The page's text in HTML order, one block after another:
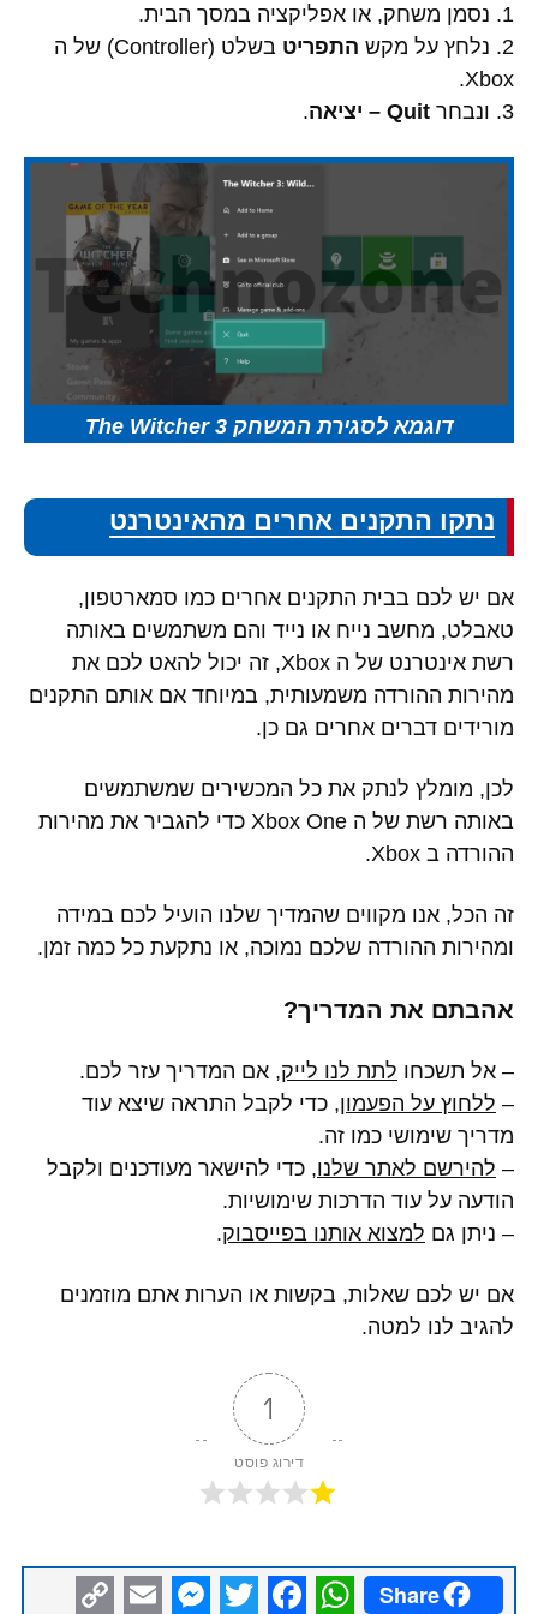
1. נסמן משחק, או אפליקציה במסך הבית.
2. נלחץ על מקש
התפריט
בשלט (Controller) של ה
Xbox.
3. ונבחר
.
דוגמא לסגירת המשחק The Witcher 3
נתקו התקנים אחרים מהאינטרנט
אם יש לכם בבית התקנים אחרים כמו סמארטפון,
טאבלט, מחשב נייח או נייד והם משתמשים באותה
רשת אינטרנט של ה Xbox, זה יכול להאט לכם את
מהירות ההורדה משמעותית, במיוחד אם אותם התקנים
מורידים דברים אחרים גם כן.
לכן, מומלץ לנתק את כל המכשירים שמשתמשים
באותה רשת של ה Xbox One כדי להגביר את מהירות
ההורדה ב Xbox.
זה הכל, אנו מקווים שהמדיך שלנו הועיל לכם במידה
ומהירות ההורדה שלכם נמוכה, או נתקעת כל כמה זמן.
אהבתם את המדריך?
– אל תשכחו לתת לנו לייק, אם המדריך עזר לכם.
– ללחוץ על הפעמון, כדי לקבל התראה שיצא עוד
מדריך שימושי כמו זה.
– להירשם לאתר שלנו, כדי להישאר מעודכנים ולקבל
הודעה על עוד הדרכות שימושיות.
– ניתן גם למצוא אותנו בפייסבוק.
אם יש לכם שאלות, בקשות או הערות אתם מוזמנים
להגיב לנו למטה.
1
דירוג פוסט
Share